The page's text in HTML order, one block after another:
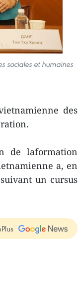
sociales et humaines
des
de laformation
a, en
un cursus